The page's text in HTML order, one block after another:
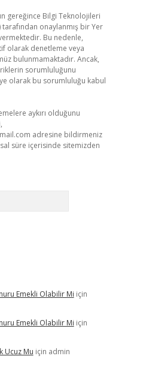
gereğince Bilgi Teknolojileri
onaylanmış bir Yer
Bu nedenle,
olarak denetleme veya
bulunmamaktadır. Ancak,
sorumluluğunu
olarak bu sorumluluğu kabul
aykırı olduğunu
adresine bildirmeniz
süre içerisinde sitemizden
Emekli Olabilir Mi için
Emekli Olabilir Mi için
Ucuz Mu için admin